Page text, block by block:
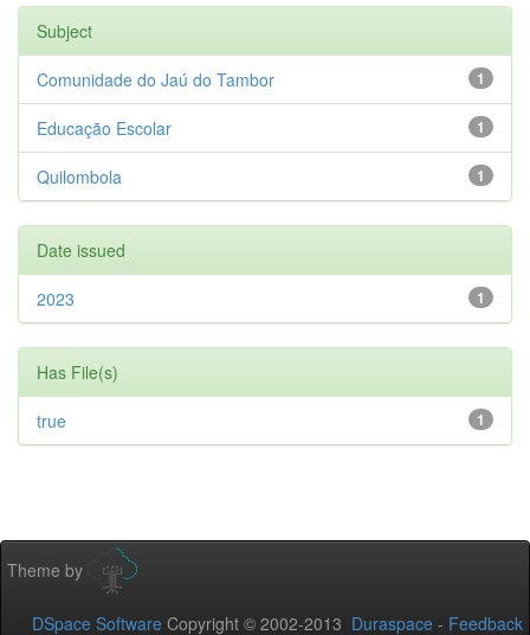
Subject
1
Comunidade do Jaú do Tambor
1
Educação Escolar
1
Quilombola
Date issued
1
2023
Has File(s)
1
true
Theme by
DSpace Software Copyright © 2002-2013 Duraspace - Feedback